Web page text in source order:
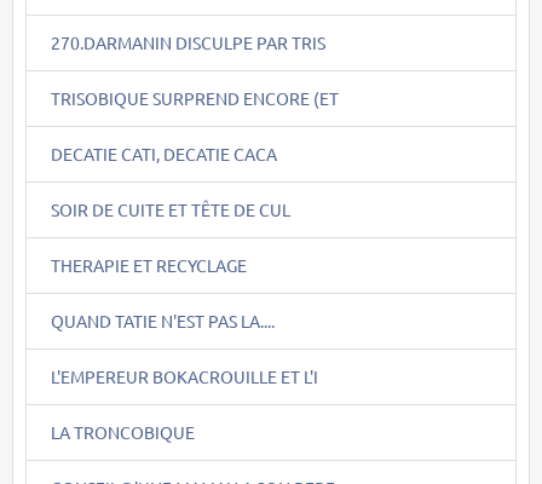
270.DARMANIN DISCULPE PAR TRIS
TRISOBIQUE SURPREND ENCORE (ET
DECATIE CATI, DECATIE CACA
SOIR DE CUITE ET TÊTE DE CUL
THERAPIE ET RECYCLAGE
QUAND TATIE N'EST PAS LA....
L'EMPEREUR BOKACROUILLE ET L'I
LA TRONCOBIQUE